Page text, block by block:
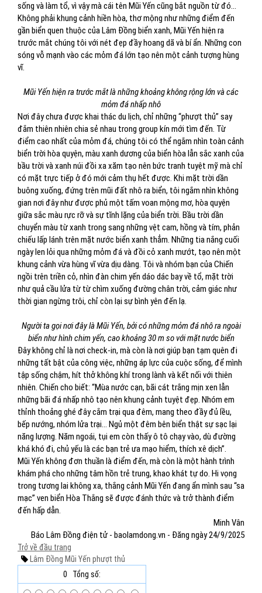
sống và làm tổ, vì vậy mà cái tên Mũi Yến cũng bắt nguồn từ đó…
Không phải khung cảnh hiền hòa, thơ mộng như những điểm đến
gần biển quen thuộc của Lâm Đồng biển xanh, Mũi Yến hiện ra
trước mắt chúng tôi với nét đẹp đầy hoang dã và bí ẩn. Những con
sóng vỗ mạnh vào các mỏm đá lớn tạo nên một cảnh tượng hùng
vĩ.
Mũi Yến hiện ra trước mắt là những khoảng không rộng lớn và các
mỏm đá nhấp nhô
Nơi đây chưa được khai thác du lịch, chỉ những “phượt thủ” say
đắm thiên nhiên chia sẻ nhau trong group kín mới tìm đến. Từ
điểm cao nhất của mỏm đá, chúng tôi có thể ngắm nhìn toàn cảnh
biển trời hòa quyện, màu xanh dương của biển hòa lẫn sắc xanh của
bầu trời và xanh núi đồi xa xăm tạo nên bức tranh tuyệt mỹ mà chỉ
có mặt trực tiếp ở đó mới cảm thụ hết được. Khi mặt trời dần
buông xuống, đứng trên mũi đất nhô ra biển, tôi ngắm nhìn không
gian nơi đây như được phủ một tấm voan mộng mơ, hòa quyện
giữa sắc màu rực rỡ và sự tĩnh lặng của biển trời. Bầu trời dần
chuyển màu từ xanh trong sang những vệt cam, hồng và tím, phản
chiếu lấp lánh trên mặt nước biển xanh thẳm. Những tia nắng cuối
ngày len lỏi qua những mỏm đá và đồi cỏ xanh mướt, tạo nên một
khung cảnh vừa hùng vĩ vừa dịu dàng. Tôi và nhóm bạn của Chiến
ngồi trên triền cỏ, nhìn đàn chim yến dáo dác bay về tổ, mặt trời
như quả cầu lửa từ từ chìm xuống đường chân trời, cảm giác như
thời gian ngừng trôi, chỉ còn lại sự bình yên đến lạ.
Người ta gọi nơi đây là Mũi Yến, bởi có những mỏm đá nhô ra ngoài
biển như hình chim yến, cao khoảng 30 m so với mặt nước biển
Đây không chỉ là nơi check-in, mà còn là nơi giúp bạn tạm quên đi
những tất bật của công việc, những áp lực của cuộc sống, để mình
tập sống chậm, hít thở không khí trong lành và kết nối với thiên
nhiên. Chiến cho biết: “Mùa nước cạn, bãi cát trắng mịn xen lẫn
những bãi đá nhấp nhô tạo nên khung cảnh tuyệt đẹp. Nhóm em
thỉnh thoảng ghé đây cắm trại qua đêm, mang theo đầy đủ lều,
bếp nướng, nhóm lửa trại… Ngủ một đêm bên biển thật sự sạc lại
năng lượng. Năm ngoái, tụi em còn thấy ô tô chạy vào, dù đường
khá khó đi, chủ yếu là các bạn trẻ ưa mạo hiểm, thích xê dịch”.
Mũi Yến không đơn thuần là điểm đến, mà còn là một hành trình
khám phá cho những tâm hồn trẻ trung, khao khát tự do. Hi vọng
trong tương lai không xa, thắng cảnh Mũi Yến đang ẩn mình sau “sa
mạc” ven biển Hòa Thắng sẽ được đánh thức và trở thành điểm
đến hấp dẫn.
Minh Vân
Báo Lâm Đồng điện tử - baolamdong.vn - Đăng ngày 24/9/2025
Trở về đầu trang
Lâm Đồng Mũi Yến phượt thủ
0
Tổng số: